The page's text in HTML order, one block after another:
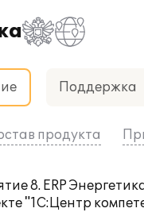
Поддержка
продукта
8. ERP
"1С:Центр